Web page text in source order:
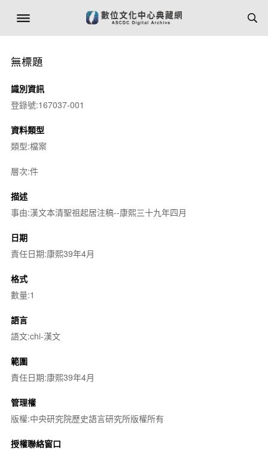
無標題
識別資訊
登錄號:167037-001
資料類型
類型:檔案
層次:件
描述
事由:漢文本清聖祖起居注稿--康熙三十九年四月
日期
責任日期:康熙39年4月
格式
數量:1
語言
語文:chi-漢文
範圍
責任日期:康熙39年4月
管理權
版權:中央研究院歷史語言研究所版權所有
授權聯絡窗口